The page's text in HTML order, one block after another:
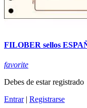
FILOBER sellos
favorite
Debes de estar registrado
Entrar| Registrarse